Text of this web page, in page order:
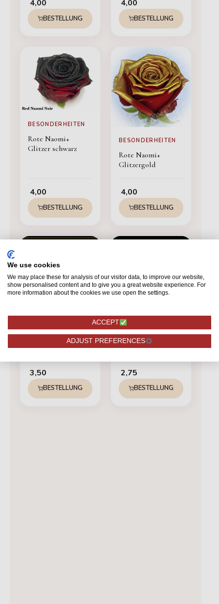
4,00
BESTELLUNG
4,00
BESTELLUNG
BESONDERHEITEN
Rote Naomi+
Glitzer schwarz
4,00
BESTELLUNG
BESONDERHEITEN
Rote Naomi+
Glitzergold
4,00
BESTELLUNG
BESONDERHEITEN
Goldgräber R-460
3,50
BESTELLUNG
BESONDERHEITEN
Vuvuzela - per stuk
2,75
BESTELLUNG
We use cookies
We may place these for analysis of our visitor data, to improve our website,
show personalised content and to give you a great website experience. For
more information about the cookies we use open the settings.
ACCEPT
ADJUST PREFERENCES